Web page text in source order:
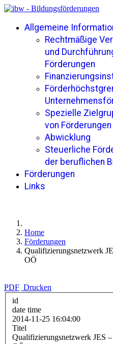
Allgemeine
Rechtmäßige
und
Förderungen
Spezielle
von Förderungen
Abwicklung
Steuerliche
der beruflichen
Förderungen
Links
Home
Förderungen
Qualifizierungsnetzwerk
OÖ
PDF Drucken
id
date time
2014-11-25 16:04:00
Titel
Qualifizierungsnetzwerk JES